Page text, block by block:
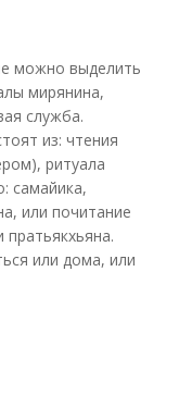
можно выделить
мирянина,
служба.
из: чтения
ритуала
самайика,
или почитание
пратьякхьяна.
или дома, или